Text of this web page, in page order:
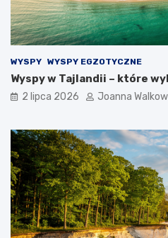
WYSPY WYSPY EGZOTYCZNE
Wyspy w Tajlandii – które
2 lipca 2026 Joanna